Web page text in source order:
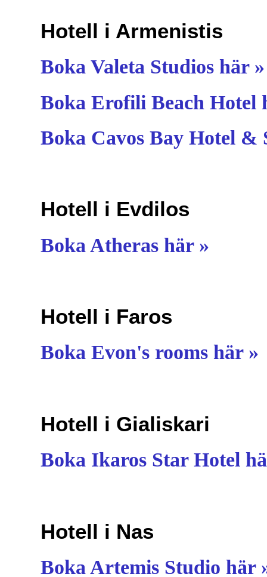
Hotell i Armenistis
Boka Valeta Studios här »
Boka Erofili Beach Hotel
Boka Cavos Bay Hotel &
Hotell i Evdilos
Boka Atheras här »
Hotell i Faros
Boka Evon's rooms här »
Hotell i Gialiskari
Boka Ikaros Star Hotel
Hotell i Nas
Boka Artemis Studio här